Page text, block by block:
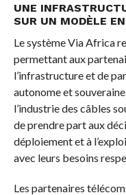
UNE
SUR UN MODÈLE
Le système Via Africa
permettant aux
l’infrastructure et de
autonome et
l’industrie des câbles
de prendre part aux
déploiement et à
avec leurs besoins
Les partenaires